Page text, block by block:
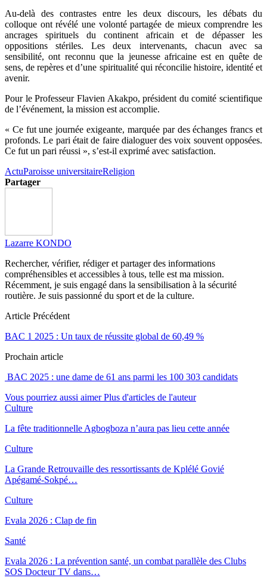
Au-delà des contrastes entre les deux discours, les débats du
colloque ont révélé une volonté partagée de mieux comprendre les
ancrages spirituels du continent africain et de dépasser les
oppositions stériles. Les deux intervenants, chacun avec sa
sensibilité, ont reconnu que la jeunesse africaine est en quête de
sens, de repères et d’une spiritualité qui réconcilie histoire, identité et
avenir.
Pour le Professeur Flavien Akakpo, président du comité scientifique
de l’événement, la mission est accomplie.
« Ce fut une journée exigeante, marquée par des échanges francs et
profonds. Le pari était de faire dialoguer des voix souvent opposées.
Ce fut un pari réussi », s’est-il exprimé avec satisfaction.
ActuParoisse universitaireReligion
Partager
Lazarre KONDO
Rechercher, vérifier, rédiger et partager des informations
compréhensibles et accessibles à tous, telle est ma mission.
Récemment, je suis engagé dans la sensibilisation à la sécurité
routière. Je suis passionné du sport et de la culture.
Article Précédent
BAC 1 2025 : Un taux de réussite global de 60,49 %
Prochain article
BAC 2025 : une dame de 61 ans parmi les 100 303 candidats
Vous pourriez aussi aimer Plus d'articles de l'auteur
Culture
La fête traditionnelle Agbogboza n’aura pas lieu cette année
Culture
La Grande Retrouvaille des ressortissants de Kplélé Govié
Apégamé-Sokpé…
Culture
Evala 2026 : Clap de fin
Santé
Evala 2026 : La prévention santé, un combat parallèle des Clubs
SOS Docteur TV dans…